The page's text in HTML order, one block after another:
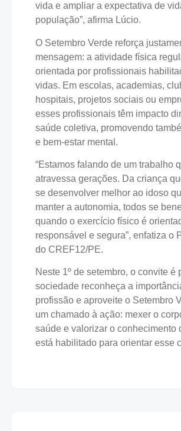
vida e ampliar a expectativa de
população”, afirma Lúcio.
O Setembro Verde reforça
mensagem: a atividade física
orientada por profissionais
vidas. Em escolas, academias,
hospitais, projetos sociais ou
esses profissionais têm impacto
saúde coletiva, promovendo
e bem-estar mental.
“Estamos falando de um trabalho
atravessa gerações. Da criança
se desenvolver melhor ao idoso
manter a autonomia, todos se
quando o exercício físico é
responsável e segura”, enfatiza o
do CREF12/PE.
Neste 1º de setembro, o convite é
sociedade reconheça a
profissão e aproveite o Setembro
um chamado à ação: mexer o
saúde e valorizar o conhecimento
está habilitado para orientar esse